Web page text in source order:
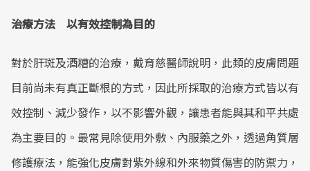
治療方法 以有效控制為目的
對於肝斑及酒糟的治療，戴育慈醫師說明，此類的皮膚問題
目前尚未有真正斷根的方式，因此所採取的治療方式皆以有
效控制、減少發作，以不影響外觀，讓患者能與其和平共處
為主要目的。最常見除使用外敷、內服藥之外，透過角質層
修護療法，能強化皮膚對紫外線和外來物質傷害的防禦力，